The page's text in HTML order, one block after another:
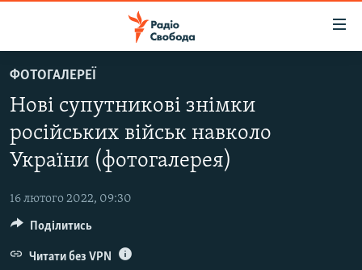
до
основного
матеріалу
Перейти
до
навігації
Перейти
ВСЕ ЗА ДОБУ
СТАТТІ
ПОЛІТИКА
ЕКОНОМІКА
СУСПІЛЬСТВО
КУЛЬТУРА
ВІЙНА
РОСІЙСЬКА «ФІЛЬТРАЦІЯ»
ДОНБАС.РЕАЛІЇ
КРИМ.РЕАЛІЇ
ФОТОГАЛЕРЕЇ
Нові супутникові знімки
російських військ навколо
України (фотогалерея)
16 лютого 2022, 09:30
Поділитись
Читати без VPN